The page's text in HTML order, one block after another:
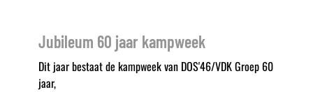
Jubileum 60 jaar kampweek
Dit jaar bestaat de kampweek van DOS'46/VDK Groep 60
jaar,